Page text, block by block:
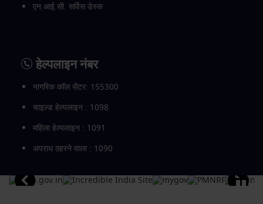
एन.आई.सी. सर्विस डेस्क
हेल्पलाइन नंबर
नागरिक कॉल सेंटर: 155300
चाइल्ड हेल्पलाइन : 1098
महिला हेल्पलाइन : 1091
अपराध ठहरने वाला : 1090